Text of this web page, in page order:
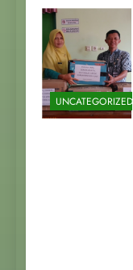
UNCATEGORIZED